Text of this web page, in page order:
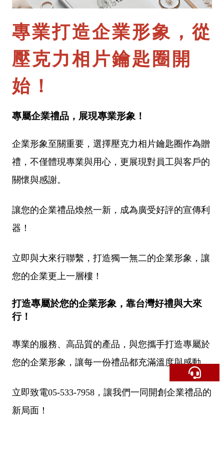
專業打造企業形象，從
壓克力相片鑰匙圈開
始！
專屬企業禮品，展現專業形象！
企業形象至關重要，選擇壓克力相片鑰匙圈作為贈
禮，不僅體現專業與用心，更展現對員工與客戶的
關懷與感謝。
讓您的企業禮品煥然一新，成為廣受好評的宣傳利
器！
立即與大來行聯繫，打造獨一無二的企業形象，讓
您的企業更上一層樓！
打造專屬於您的企業形象，靠台灣好禮與大來
行！
專業的服務、高品質的產品，與您攜手打造專屬於
您的企業形象，讓每一份禮品都充滿溫度與感動。
立即致電05-533-7958，讓我們一同開創企業禮品的
新局面！